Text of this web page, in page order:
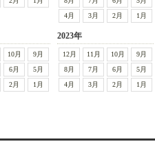
4月
3月 2月 1月
10月
9月
6月
5月
2月 1月
2023年
12月 11月 10月
9月
8月
7月 6月
5月
4月
3月 2月 1月